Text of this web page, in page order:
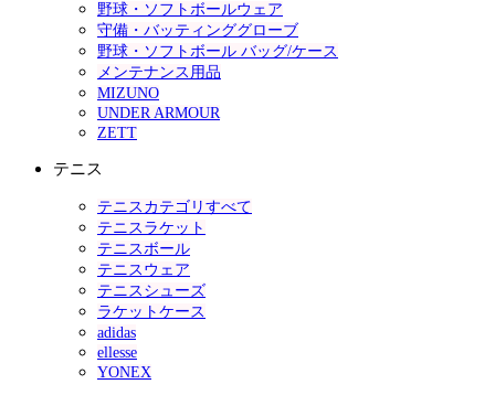
野球・ソフトボールウェア
守備・バッティンググローブ
野球・ソフトボール バッグ/ケース
メンテナンス用品
MIZUNO
UNDER ARMOUR
ZETT
テニス
テニスカテゴリすべて
テニスラケット
テニスボール
テニスウェア
テニスシューズ
ラケットケース
adidas
ellesse
YONEX